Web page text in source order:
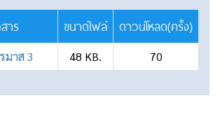
าร ขนาดไฟล์ ดาวน์โหลด(ครั้ง)
มาส 3 48 KB. 70